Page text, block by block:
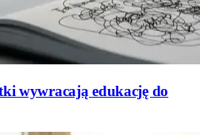
wywracają edukację do